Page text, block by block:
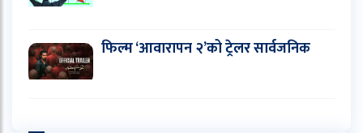
फिल्म ‘आवारापन २’को ट्रेलर सार्वजनिक